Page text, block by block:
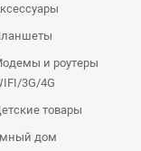
и роутеры
3G/4G
товары
дом